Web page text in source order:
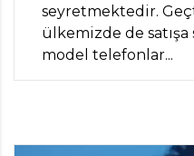
seyretmektedir.
ülkemizde de
model telefonlar...